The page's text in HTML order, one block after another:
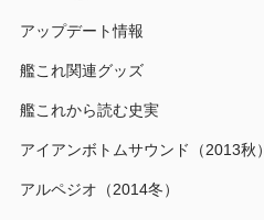
アップデート情報
艦これ関連グッズ
艦これから読む史実
アイアンボトムサウンド（2013秋）
アルペジオ（2014冬）